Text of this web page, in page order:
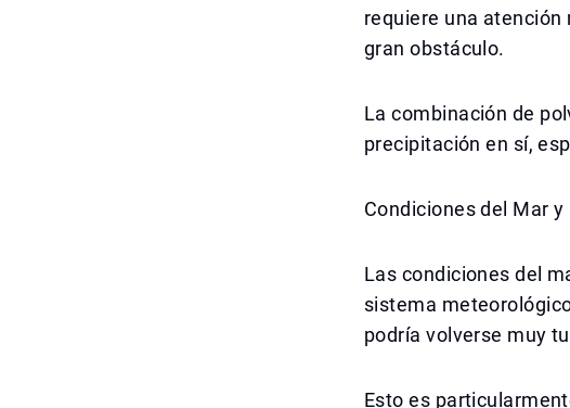
requiere una atención
gran obstáculo.
La combinación de
precipitación en sí,
Condiciones del Mar
Las condiciones del
sistema
podría volverse muy
Esto es